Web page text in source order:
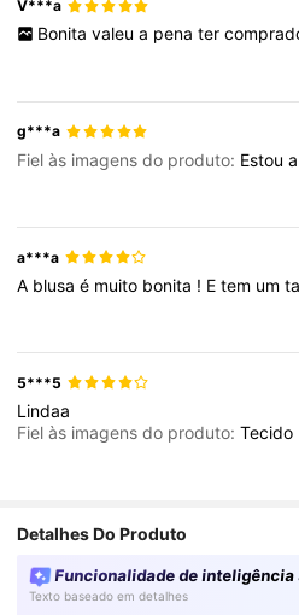
V***a
Bonita valeu a pena ter
g***a
Fiel às imagens do produto: Estou
a***a
A blusaé muito bonita ! Etem um
5***5
Lindaa
Fiel às imagens do produto:Tecido
Detalhes Do Produto
Funcionalidade de
Texto baseado em detalhes